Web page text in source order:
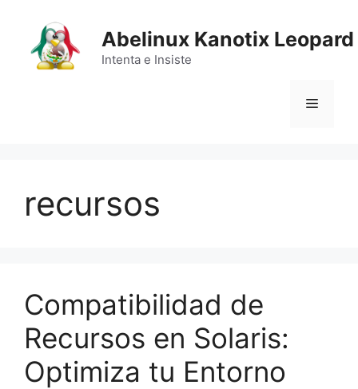
contenido
Abelinux Kanotix Leopard
Intenta e Insiste
Menú
recursos
Compatibilidad de
Recursos en Solaris:
Optimiza tu Entorno